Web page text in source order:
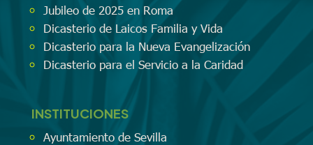
Jubileo de 2025 en Roma
Dicasterio de Laicos Familia y Vida
Dicasterio para la Nueva Evangelización
Dicasterio para el Servicio a la Caridad
INSTITUCIONES
Ayuntamiento de Sevilla